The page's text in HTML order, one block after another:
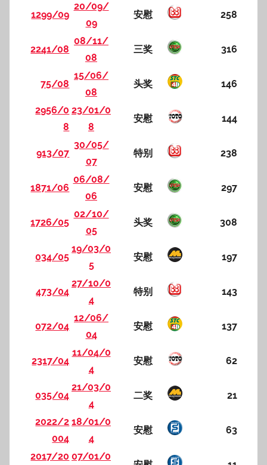
1299/09
20/09/
09
安慰 258
2241/08
08/11/
08
三奖 316
75/08
15/06/
08
头奖 146
2956/0
8
23/01/0
8
安慰 144
913/07
30/05/
07
特别 238
1871/06
06/08/
06
安慰 297
1726/05
02/10/
05
头奖 308
034/05
19/03/0
5
安慰 197
473/04
27/10/0
4
特别 143
072/04
12/06/
04
安慰 137
2317/04
11/04/0
4
安慰 62
035/04
21/03/0
4
二奖 21
2022/2
004
18/01/0
4
安慰 63
2017/20 07/01/0